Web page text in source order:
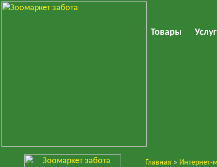
Товары
Главная » Интернет-